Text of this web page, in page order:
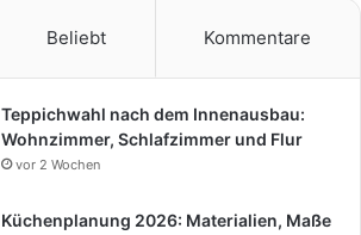
Beliebt Kommentare
Teppichwahl nach dem Innenausbau:
Wohnzimmer, Schlafzimmer und Flur
vor 2 Wochen
Küchenplanung 2026: Materialien, Maße